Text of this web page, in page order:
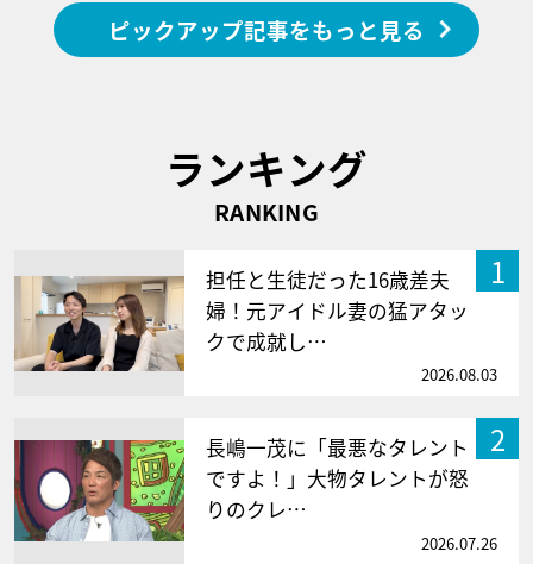
ピックアップ記事をもっと見る
ランキング
RANKING
1
担任と生徒だった16歳差夫
婦！元アイドル妻の猛アタッ
クで成就し…
2026.08.03
2
長嶋一茂に「最悪なタレント
ですよ！」大物タレントが怒
りのクレ…
2026.07.26